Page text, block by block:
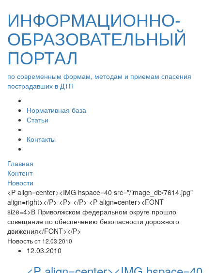
ИНФОРМАЦИОННО-
ОБРАЗОВАТЕЛЬНЫЙ
ПОРТАЛ
по современным формам, методам и приемам спасения
пострадавших в ДТП
Нормативная база
Статьи
Контакты
Главная
Контент
Новости
<P align=center><IMG hspace=40 src="/image_db/7614.jpg"
align=right></P> <P> </P> <P align=center><FONT
size=4>В Приволжском федеральном округе прошло
совещание по обеспечению безопасности дорожного
движения</FONT></P>
Новостьот 12.03.2010
12.03.2010